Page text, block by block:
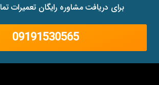
برای دریافت مشاوره رایگان تعمیرات
09191530565